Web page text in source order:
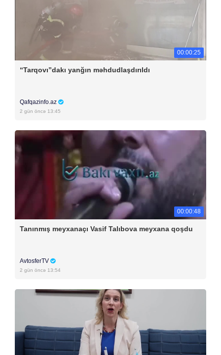
00:00:25
“Tarqovı”dakı yanğın məhdudlaşdırıldı
Qafqazinfo.az
2 gün öncə 13:45
00:00:48
Tanınmış meyxanaçı Vasif Talıbova meyxana qoşdu
AvtosferTV
2 gün öncə 13:54